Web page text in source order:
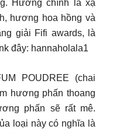
Hương chính là xạ
hương hoa hồng và
giải Fifi awards, là
đây: hannaholala1
POUDREE (chai
hương phấn thoang
phấn sẽ rất mê.
loại này có nghĩa là